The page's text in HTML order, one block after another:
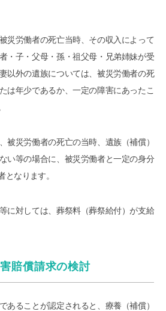
災労働者の死亡当時、その収入によって
・子・父母・孫・祖父母・兄弟姉妹が受
以外の遺族については、被災労働者の死
は年少であるか、一定の障害にあったこ
被災労働者の死亡の当時、遺族（補償）
い等の場合に、被災労働者と一定の身分
となります。
に対しては、葬祭料（葬祭給付）が支給
賠償請求の検討
あることが認定されると、療養（補償）